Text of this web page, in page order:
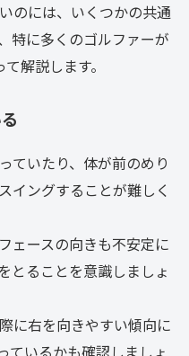
のには、いくつかの共通
特に多くのゴルファーが
解説します。
ていたり、体が前のめり
イングすることが難しく
ェースの向きも不安定に
とることを意識しましょ
に右を向きやすい傾向に
ているかも確認しましょ